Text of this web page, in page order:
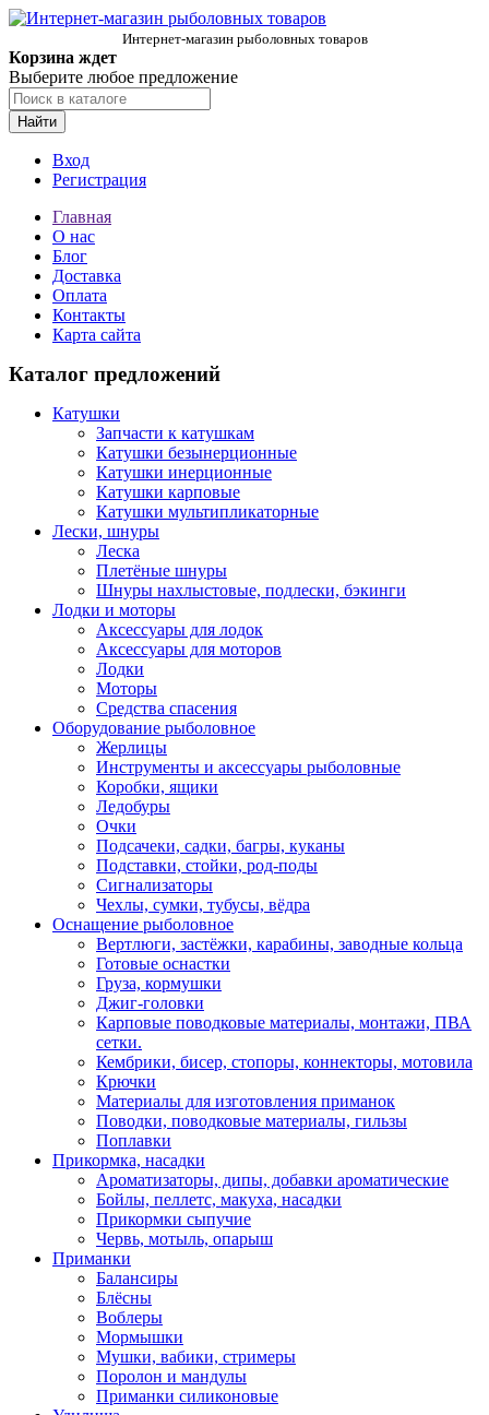
Интернет-магазин рыболовных товаров
Корзина ждет
Выберите любое предложение
Найти
Вход
Регистрация
Главная
О нас
Блог
Доставка
Оплата
Контакты
Карта сайта
Каталог предложений
Катушки
Запчасти к катушкам
Катушки безынерционные
Катушки инерционные
Катушки карповые
Катушки мультипликаторные
Лески, шнуры
Леска
Плетёные шнуры
Шнуры нахлыстовые, подлески, бэкинги
Лодки и моторы
Аксессуары для лодок
Аксессуары для моторов
Лодки
Моторы
Средства спасения
Оборудование рыболовное
Жерлицы
Инструменты и аксессуары рыболовные
Коробки, ящики
Ледобуры
Очки
Подсачеки, садки, багры, куканы
Подставки, стойки, род-поды
Сигнализаторы
Чехлы, сумки, тубусы, вёдра
Оснащение рыболовное
Вертлюги, застёжки, карабины, заводные кольца
Готовые оснастки
Груза, кормушки
Джиг-головки
Карповые поводковые материалы, монтажи, ПВА
сетки.
Кембрики, бисер, стопоры, коннекторы, мотовила
Крючки
Материалы для изготовления приманок
Поводки, поводковые материалы, гильзы
Поплавки
Прикормка, насадки
Ароматизаторы, дипы, добавки ароматические
Бойлы, пеллетс, макуха, насадки
Прикормки сыпучие
Червь, мотыль, опарыш
Приманки
Балансиры
Блёсны
Воблеры
Мормышки
Мушки, вабики, стримеры
Поролон и мандулы
Приманки силиконовые